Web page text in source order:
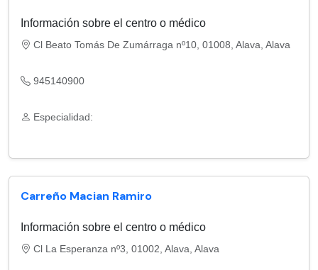
Información sobre el centro o médico
Cl Beato Tomás De Zumárraga nº10, 01008, Alava, Alava
945140900
Especialidad:
Carreño Macian Ramiro
Información sobre el centro o médico
Cl La Esperanza nº3, 01002, Alava, Alava